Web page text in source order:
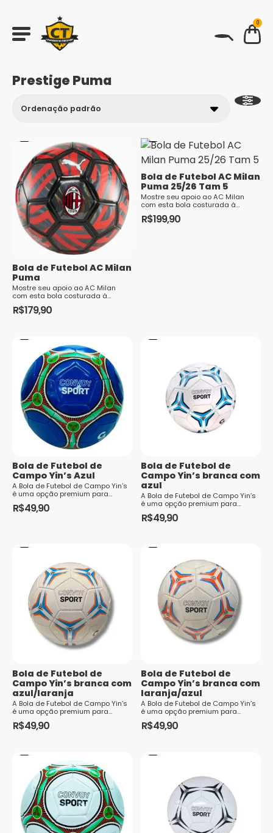
0
Prestige Puma
Bola de Futebol AC Milan
Puma
Mostre seu apoio ao AC Milan
com esta bola costurada à
máquina de 32 painéis e mostre
ao mundo o que é ser um
R$179,90
Bola de Futebol AC Milan
Puma 25/26 Tam 5
Mostre seu apoio ao AC Milan
com esta bola costurada à
máquina de 32 painéis e mostre
ao mundo o que é ser um
R$199,90
Bola de Futebol de
Campo Yin’s Azul
A Bola de Futebol de Campo Yin’s
é uma opção premium para
aqueles que buscam qualidade e
desempenho no esporte. Com um
R$49,90
Bola de Futebol de
Campo Yin’s branca com
azul
A Bola de Futebol de Campo Yin’s
é uma opção premium para
aqueles que buscam qualidade e
desempenho no esporte. Com um
R$49,90
Bola de Futebol de
Campo Yin’s branca com
azul/laranja
A Bola de Futebol de Campo Yin’s
é uma opção premium para
aqueles que buscam qualidade e
desempenho no esporte. Com um
R$49,90
Bola de Futebol de
Campo Yin’s branca com
laranja/azul
A Bola de Futebol de Campo Yin’s
é uma opção premium para
aqueles que buscam qualidade e
desempenho no esporte. Com um
R$49,90